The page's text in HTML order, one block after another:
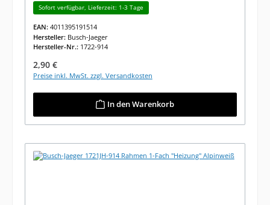
Sofort verfügbar, Lieferzeit: 1-3 Tage
EAN: 4011395191514
Hersteller: Busch-Jaeger
Hersteller-Nr.: 1722-914
Regulärer Preis:
2,90 €
Preise inkl. MwSt. zzgl. Versandkosten
In den Warenkorb